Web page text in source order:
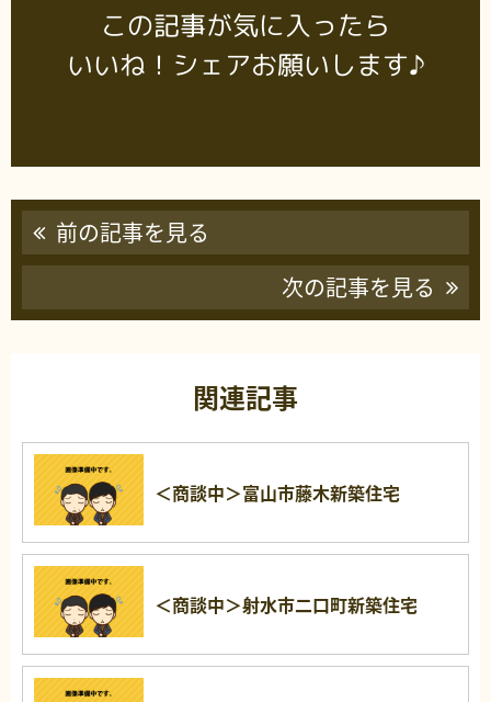
この記事が気に入ったら
いいね！シェアお願いします♪
前の記事を見る
次の記事を見る
関連記事
＜商談中＞富山市藤木新築住宅
＜商談中＞射水市二口町新築住宅